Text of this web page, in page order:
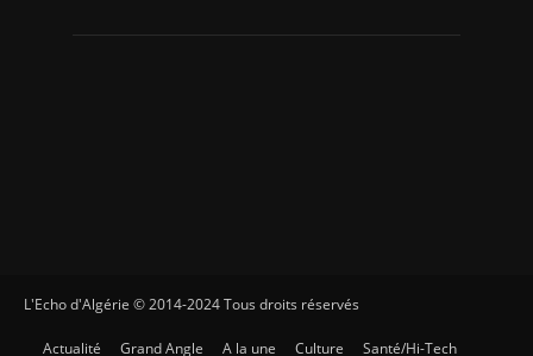
L'Echo d'Algérie © 2014-2024 Tous droits réservés
Actualité Grand Angle A la une Culture Santé/Hi-Tech